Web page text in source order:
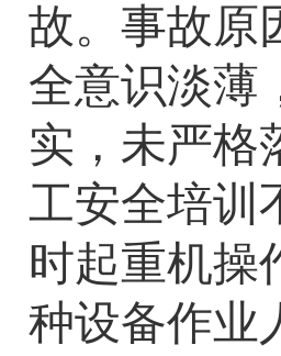
故。事故原
全意识淡薄
实，未严格
工安全培训
时起重机操
种设备作业